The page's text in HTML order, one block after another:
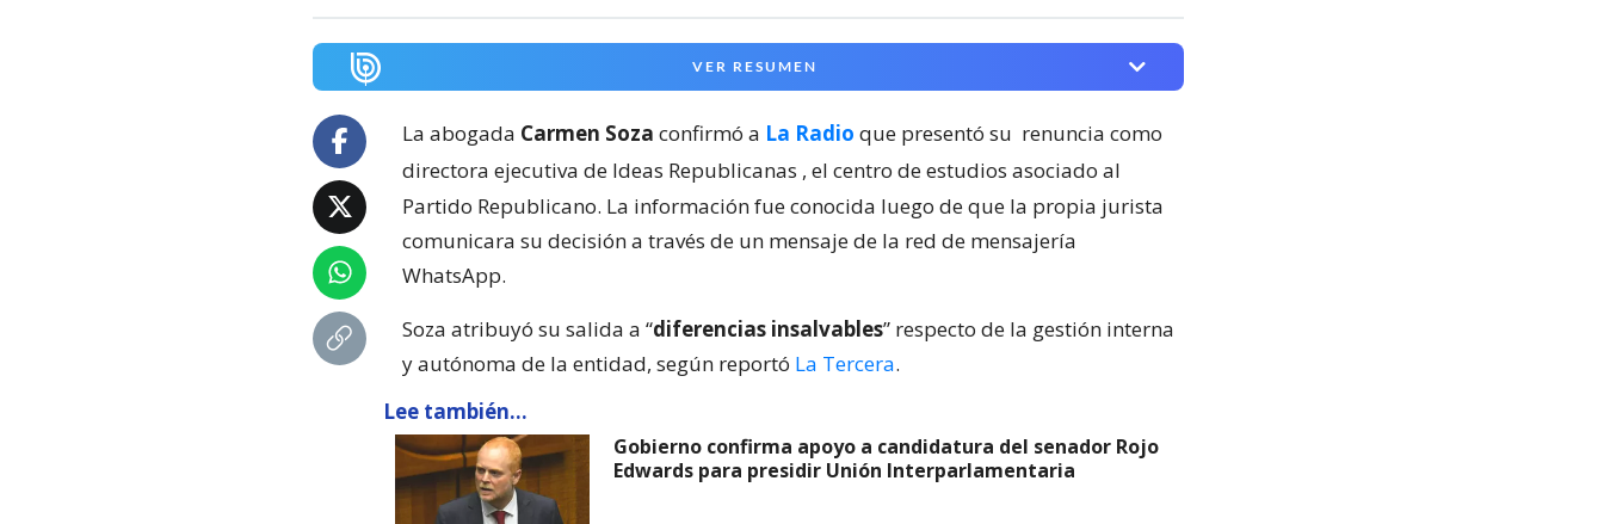
VER RESUMEN
La abogada Carmen Soza confirmó a La Radio que presentó su renuncia como
directora ejecutiva de Ideas Republicanas , el centro de estudios asociado al
Partido Republicano. La información fue conocida luego de que la propia jurista
comunicara su decisión a través de un mensaje de la red de mensajería
WhatsApp.
Soza atribuyó su salida a “diferencias insalvables” respecto de la gestión interna
y autónoma de la entidad, según reportó La Tercera.
Lee también...
Gobierno confirma apoyo a candidatura del senador Rojo
Edwards para presidir Unión Interparlamentaria